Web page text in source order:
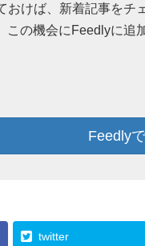
おけば、新着記事をチ
この機会にFeedlyに追
Feedly
twitter